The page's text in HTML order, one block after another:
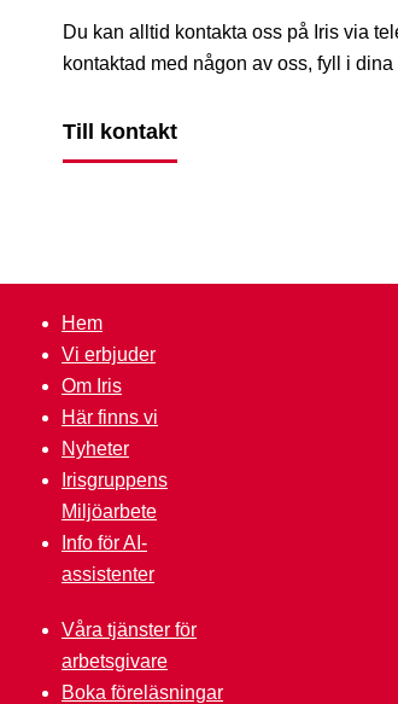
Du kan alltid kontakta oss på Iris via
kontaktad med någon av oss, fyll i
Till kontakt
Hem
Vi erbjuder
Om Iris
Här finns vi
Nyheter
Irisgruppens
Miljöarbete
Info för AI-
assistenter
Våra tjänster för
arbetsgivare
Boka föreläsningar